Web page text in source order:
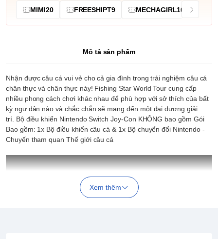
MIMI20 FREESHIPT9 MECHAGIRL10
Mô tả sản phẩm
Nhận được câu cá vui vẻ cho cả gia đình trong trải nghiệm câu cá
chân thực và chân thực này! Fishing Star World Tour cung cấp
nhiều phong cách chơi khác nhau để phù hợp với sở thích của bất
kỳ ngư dân nào và chắc chắn sẽ mang đến một đại dương giải
trí. Bộ điều khiển Nintendo Switch Joy-Con KHÔNG bao gồm Gói
Bao gồm: 1x Bộ điều khiển câu cá & 1x Bộ chuyển đổi Nintendo -
Chuyến tham quan Thế giới câu cá
Xem thêm